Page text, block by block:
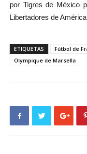
por Tigres de México
Libertadores de
ETIQUETAS Fútbol de
Olympique de Marsella